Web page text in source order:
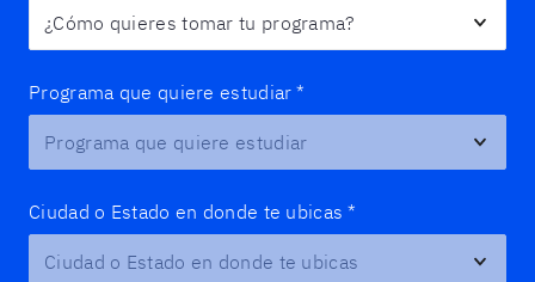
Programa que quiere estudiar *
Ciudad o Estado en donde te ubicas *